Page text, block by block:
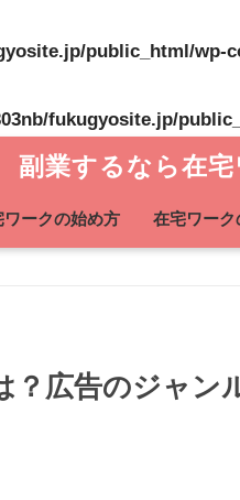
public_html/
fukugyosite.jp/
副業するなら在
ワークの始め方 在宅ワーク
広告のジャン